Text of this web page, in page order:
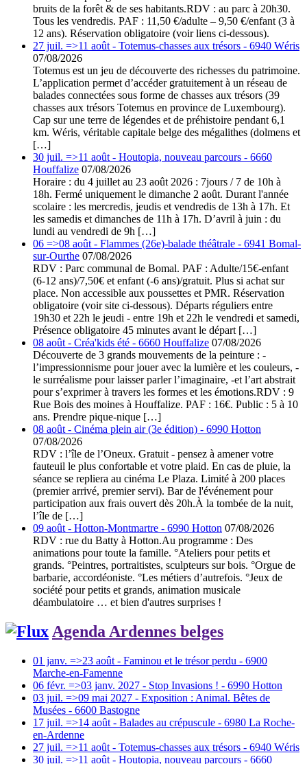
bruits de la forêt & de ses habitants.RDV : au parc à 20h30.
Tous les vendredis. PAF : 11,50 €/adulte – 9,50 €/enfant (3 à
12 ans). Réservation obligatoire (voir liens ci-dessous).
27 juil. =>11 août - Totemus-chasses aux trésors - 6940 Wéris
07/08/2026
Totemus est un jeu de découverte des richesses du patrimoine.
L’application permet d’accéder gratuitement à un réseau de
balades connectées sous forme de chasses aux trésors (39
chasses aux trésors Totemus en province de Luxembourg).
Cap sur une terre de légendes et de préhistoire pendant 6,1
km. Wéris, véritable capitale belge des mégalithes (dolmens et
[…]
30 juil. =>11 août - Houtopia, nouveau parcours - 6660
Houffalize 07/08/2026
Horaire : du 4 juillet au 23 août 2026 : 7jours / 7 de 10h à
18h. Fermé uniquement le dimanche 2 août. Durant l'année
scolaire : les mercredis, jeudis et vendredis de 13h à 17h. Et
les samedis et dimanches de 11h à 17h. D’avril à juin : du
lundi au vendredi de 9h […]
06 =>08 août - Flammes (26e)-balade théâtrale - 6941 Bomal-
sur-Ourthe 07/08/2026
RDV : Parc communal de Bomal. PAF : Adulte/15€-enfant
(6-12 ans)/7,50€ et enfant (-6 ans)/gratuit. Plus si achat sur
place. Non accessible aux poussettes et PMR. Réservation
obligatoire (voir site ci-dessous). Départs réguliers entre
19h30 et 22h le jeudi - entre 19h et 22h le vendredi et samedi,
Présence obligatoire 45 minutes avant le départ […]
08 août - Créa'kids été - 6660 Houffalize 07/08/2026
Découverte de 3 grands mouvements de la peinture : -
l’impressionnisme pour jouer avec la lumière et les couleurs, -
le surréalisme pour laisser parler l’imaginaire, -et l’art abstrait
pour s’exprimer à travers les formes et les émotions.RDV : 9
Rue Bois des moines à Houffalize. PAF : 16€. Public : 5 à 10
ans. Prendre pique-nique […]
08 août - Cinéma plein air (3e édition) - 6990 Hotton
07/08/2026
RDV : l’île de l’Oneux. Gratuit - pensez à amener votre
fauteuil le plus confortable et votre plaid. En cas de pluie, la
séance se repliera au cinéma Le Plaza. Limité à 200 places
(premier arrivé, premier servi). Bar de l'événement pour
participation aux frais ouvert dès 20h.À la tombée de la nuit,
l’île de […]
09 août - Hotton-Montmartre - 6990 Hotton 07/08/2026
RDV : rue du Batty à Hotton.Au programme : Des
animations pour toute la famille. °Ateliers pour petits et
grands. °Peintres, portraitistes, sculpteurs sur bois. °Orgue de
barbarie, accordéoniste. °Les métiers d’autrefois. °Jeux de
société pour petits et grands, animation musicale
déambulatoire … et bien d'autres surprises !
Agenda Ardennes belges
01 janv. =>23 août - Faminou et le trésor perdu - 6900
Marche-en-Famenne
06 févr. =>03 janv. 2027 - Stop Invasions ! - 6990 Hotton
03 juil. =>09 mai 2027 - Exposition : Animal. Bêtes de
Musées - 6600 Bastogne
17 juil. =>14 août - Balades au crépuscule - 6980 La Roche-
en-Ardenne
27 juil. =>11 août - Totemus-chasses aux trésors - 6940 Wéris
30 juil. =>11 août - Houtopia, nouveau parcours - 6660